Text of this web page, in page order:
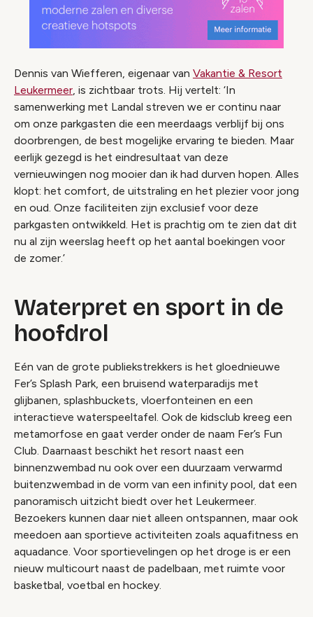
Dennis van Wiefferen, eigenaar van Vakantie & Resort
Leukermeer, is zichtbaar trots. Hij vertelt: ‘In
samenwerking met Landal streven we er continu naar
om onze parkgasten die een meerdaags verblijf bij ons
doorbrengen, de best mogelijke ervaring te bieden. Maar
eerlijk gezegd is het eindresultaat van deze
vernieuwingen nog mooier dan ik had durven hopen. Alles
klopt: het comfort, de uitstraling en het plezier voor jong
en oud. Onze faciliteiten zijn exclusief voor deze
parkgasten ontwikkeld. Het is prachtig om te zien dat dit
nu al zijn weerslag heeft op het aantal boekingen voor
de zomer.’
Waterpret en sport in de
hoofdrol
Eén van de grote publiekstrekkers is het gloednieuwe
Fer’s Splash Park, een bruisend waterparadijs met
glijbanen, splashbuckets, vloerfonteinen en een
interactieve waterspeeltafel. Ook de kidsclub kreeg een
metamorfose en gaat verder onder de naam Fer’s Fun
Club. Daarnaast beschikt het resort naast een
binnenzwembad nu ook over een duurzaam verwarmd
buitenzwembad in de vorm van een infinity pool, dat een
panoramisch uitzicht biedt over het Leukermeer.
Bezoekers kunnen daar niet alleen ontspannen, maar ook
meedoen aan sportieve activiteiten zoals aquafitness en
aquadance. Voor sportievelingen op het droge is er een
nieuw multicourt naast de padelbaan, met ruimte voor
basketbal, voetbal en hockey.